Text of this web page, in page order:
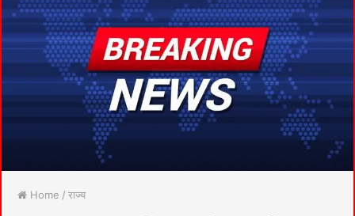
Home / राज्य